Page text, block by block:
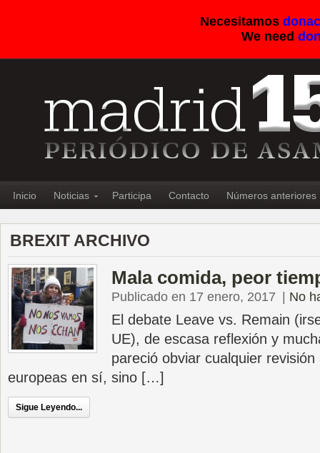
Necesitamos
We need
Inicio Noticias Participa Contacto Números anteriores
BREXIT ARCHIVO
Mala comida, peor
Publicado en 17 enero, 2017 No
El debate Leave vs. Remain
UE), de escasa reflexión y
pareció obviar cualquier
europeas en sí, sino […]
Sigue Leyendo...